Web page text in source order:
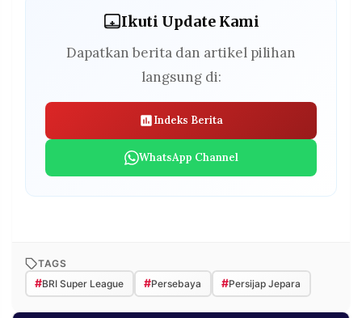
Ikuti Update Kami
Dapatkan berita dan artikel pilihan
langsung di:
Indeks Berita
WhatsApp Channel
TAGS
#BRI Super League #Persebaya #Persijap Jepara